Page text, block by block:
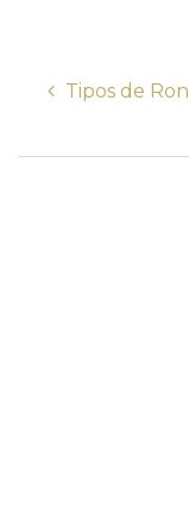
Tipos de Ron